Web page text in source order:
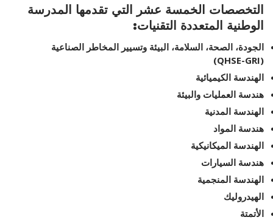
التخصصات الخمسة عشر التي تقدمها المدرسة
الوطنية المتعددة التقنيات:
الجودة، الصحة، السلامة، البيئة وتسيير المخاطر الصناعية
(QHSE-GRI)
الهندسة الكيميائية
هندسة العمليات والبيئة
الهندسة المدنية
هندسة المواد
الهندسة الميكانيكية
هندسة السيارات
الهندسة المنجمية
الهيدروليك
الأتمتة